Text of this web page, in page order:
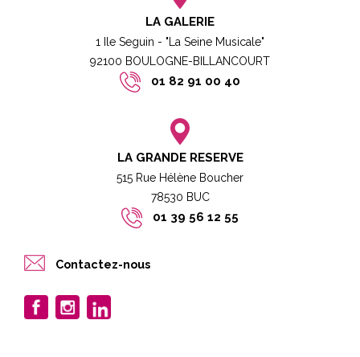
LA GALERIE
1 Ile Seguin - "La Seine Musicale"
92100 BOULOGNE-BILLANCOURT​
01 82 91 00 40
LA GRANDE RESERVE
515 Rue Hélène Boucher
78530 BUC​​
01 39 56 12 55
Contactez-nous